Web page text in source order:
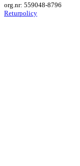
org.nr: 559048-8796
Returpolicy